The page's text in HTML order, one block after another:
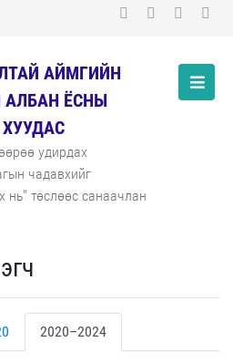
АЙМГИЙН
АЛБАН ЁСНЫ
удирдах
чадавхийг
нь" төслөөс санаачлан
2020–2024